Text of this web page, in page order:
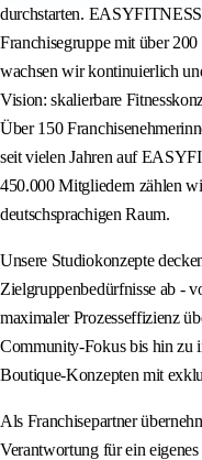
durchstarten.
Franchisegruppe mit über
wachsen wir kontinuierlich
Vision: skalierbare
Über 150
seit vielen Jahren auf
450.000 Mitgliedern zählen
deutschsprachigen Raum.
Unsere Studiokonzepte
Zielgruppenbedürfnisse ab -
maximaler Prozesseffizienz
Community-Fokus bis hin zu
Boutique-Konzepten mit
Als Franchisepartner
Verantwortung für ein